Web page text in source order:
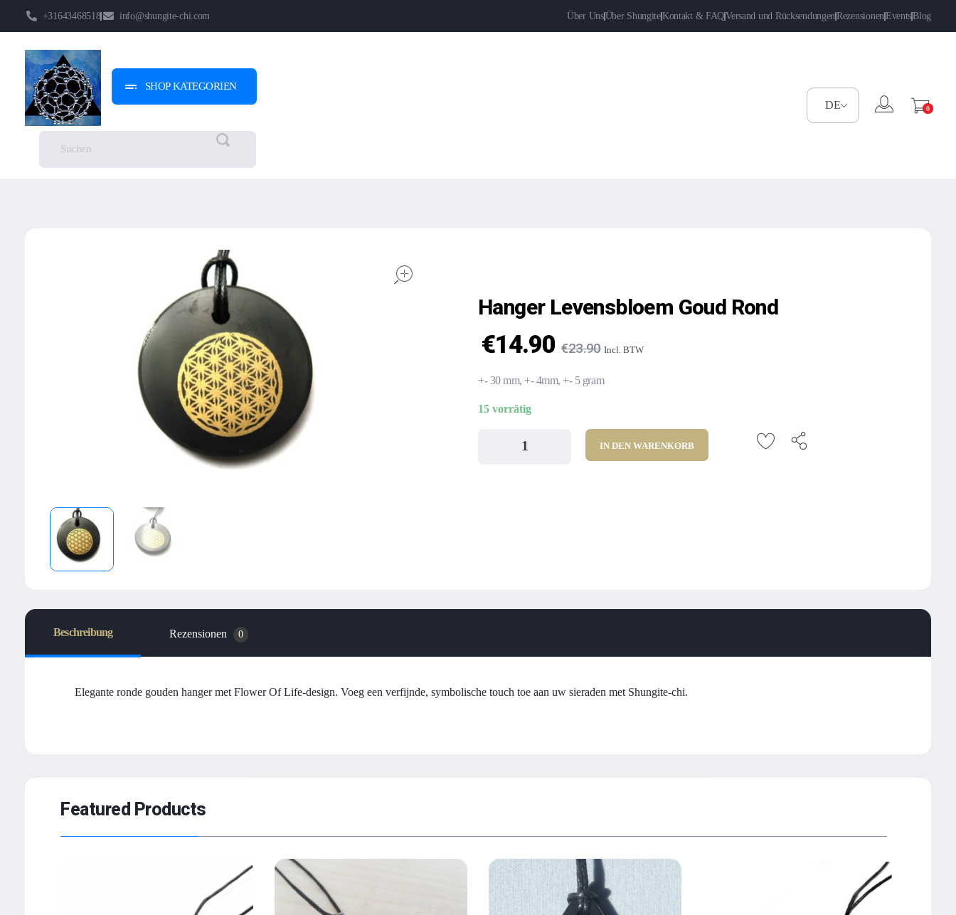
+31643468518 info@shungite-chi.com Über UnsÜber ShungiteKontakt & FAQVersand und RücksendungenRezensionenEventsBlog
Shungite-Chi | Groothandel
Echte Shungite Edel uit Karelie
SHOP KATEGORIEN
0
Hanger Levensbloem Goud Rond
€14.90 €23.90 Incl. BTW
+- 30 mm, +- 4mm, +- 5 gram
15 vorrätig
IN DEN WARENKORB
Beschreibung Rezensionen 0
Elegante ronde gouden hanger met Flower Of Life-design. Voeg een verfijnde, symbolische touch toe aan uw sieraden met Shungite-chi.
Featured Products